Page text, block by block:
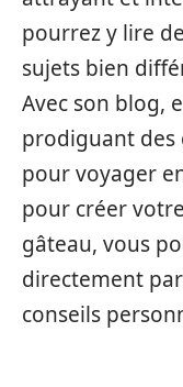
pourrez y lire
sujets bien
Avec son blog,
prodiguant des
pour voyager
pour créer
gâteau, vous
directement
conseils